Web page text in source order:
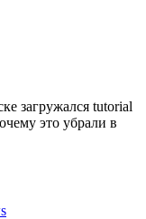
загружался tutorial
это убрали в